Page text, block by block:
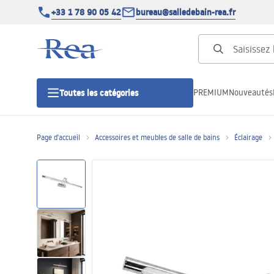
+33 1 78 90 05 42 bureau@salledebain-rea.fr
Toutes les catégories
Portes de douche
Receveurs de douche
Caniveaux de douche
PREMIUMNouveautés
Page d'accueil Accessoires et meubles de salle de bains Éclairage